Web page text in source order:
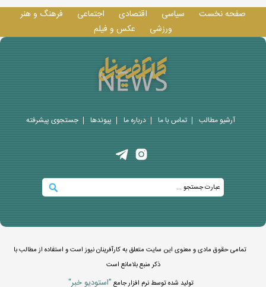
صفحه نخست سیاسی اقتصادی اجتماعی
فرهنگ و هنر
ورزشی
عکس و فيلم
آرشیو مطالب تماس با ما درباره ما پيوندها جستجوی پيشرفته
تمامی حقوق مادی و معنوی این سایت متعلق به کارآفرینان نیوز است و استفاده از مطالب با
ذکر منبع بلامانع است
توليد شده توسط نرم افزار جامع ”استوديو خبر“